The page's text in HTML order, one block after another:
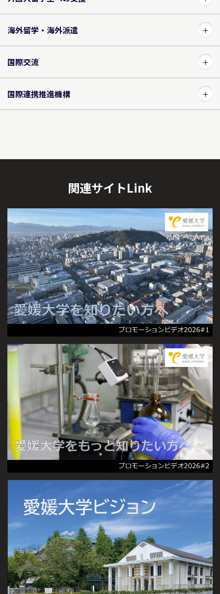
海外留学・海外派遣
国際交流
国際連携推進機構
関連サイトLink